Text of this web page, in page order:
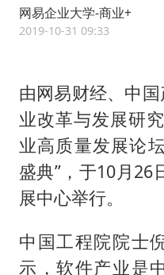
情
白
《
网易企业大学-商业+
2019-10-31 09:33
由网易财经、中
业改革与发展研
业高质量发展论
盛典”，于10月26
展中心举行。
中国工程院院士
示，软件产业是